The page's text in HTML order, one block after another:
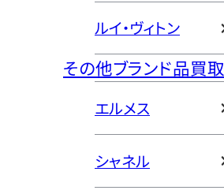
ルイ・ヴィトン
その他ブランド品買取
エルメス
シャネル